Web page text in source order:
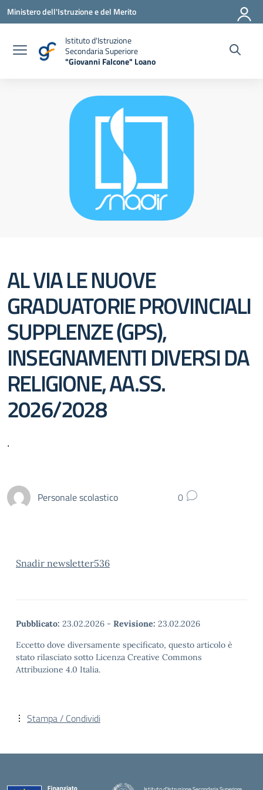
Vai ai contenuti
Vai al menu di navigazione
Vai al footer
Ministero dell'Istruzione e del Merito
Istituto d'Istruzione
Secondaria Superiore
"Giovanni Falcone" Loano
AL VIA LE NUOVE
GRADUATORIE PROVINCIALI
SUPPLENZE (GPS),
INSEGNAMENTI DIVERSI DA
RELIGIONE, AA.SS.
2026/2028
.
Personale scolastico 0
Snadir newsletter536
Pubblicato: 23.02.2026 - Revisione: 23.02.2026
Eccetto dove diversamente specificato, questo articolo è
stato rilasciato sotto Licenza Creative Commons
Attribuzione 4.0 Italia.
Stampa / Condividi